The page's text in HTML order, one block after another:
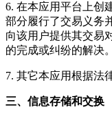
6. 在本应用平台上创
部分履行了交易义务
向该用户提供其交易
的完成或纠纷的解决。
7. 其它本应用根据法
三、信息存储和交换